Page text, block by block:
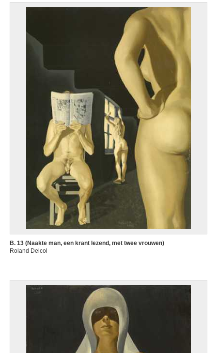
B. 13 (Naakte man, een krant lezend, met twee vrouwen)
Roland Delcol